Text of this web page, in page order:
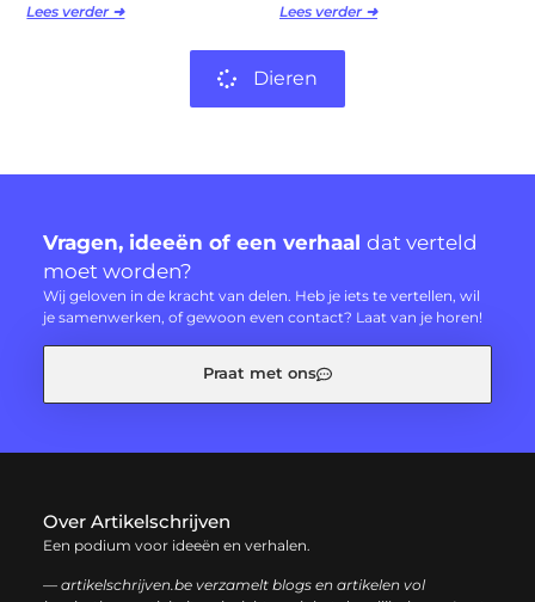
Lees verder ➜ Lees verder ➜
Dieren
Vragen, ideeën of een verhaal dat verteld
moet worden?
Wij geloven in de kracht van delen. Heb je iets te vertellen, wil
je samenwerken, of gewoon even contact? Laat van je horen!
Praat met ons
Over Artikelschrijven
Een podium voor ideeën en verhalen.
— artikelschrijven.be verzamelt blogs en artikelen vol